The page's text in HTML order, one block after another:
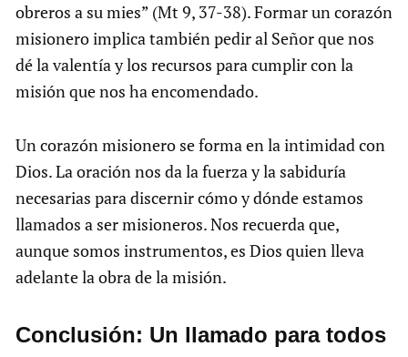
obreros a su mies” (Mt 9, 37-38). Formar un corazón
misionero implica también pedir al Señor que nos
dé la valentía y los recursos para cumplir con la
misión que nos ha encomendado.
Un corazón misionero se forma en la intimidad con
Dios. La oración nos da la fuerza y la sabiduría
necesarias para discernir cómo y dónde estamos
llamados a ser misioneros. Nos recuerda que,
aunque somos instrumentos, es Dios quien lleva
adelante la obra de la misión.
Conclusión: Un llamado para todos